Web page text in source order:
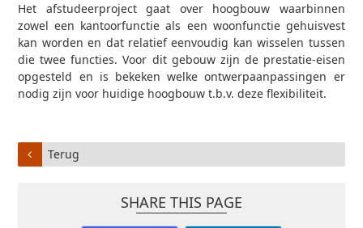
Het afstudeerproject gaat over hoogbouw waarbinnen
zowel een kantoorfunctie als een woonfunctie gehuisvest
kan worden en dat relatief eenvoudig kan wisselen tussen
die twee functies. Voor dit gebouw zijn de prestatie-eisen
opgesteld en is bekeken welke ontwerpaanpassingen er
nodig zijn voor huidige hoogbouw t.b.v. deze flexibiliteit.
Terug
SHARE THIS PAGE